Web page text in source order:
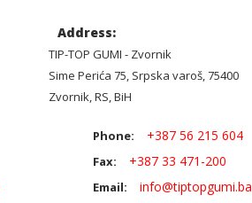
Address:
TIP-TOP GUMI - Zvornik
Sime Perića 75, Srpska varoš, 75400
Zvornik, RS, BiH
Phone: +387 56 215 604
Fax: +387 33 471-200
Email: info@tiptopgumi.ba